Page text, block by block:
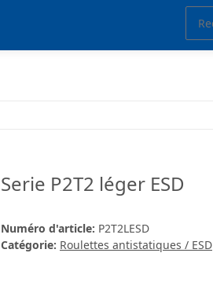
Serie P2T2 léger ESD
Numéro d'article: P2T2LESD
Catégorie: Roulettes antistatiques / ESD